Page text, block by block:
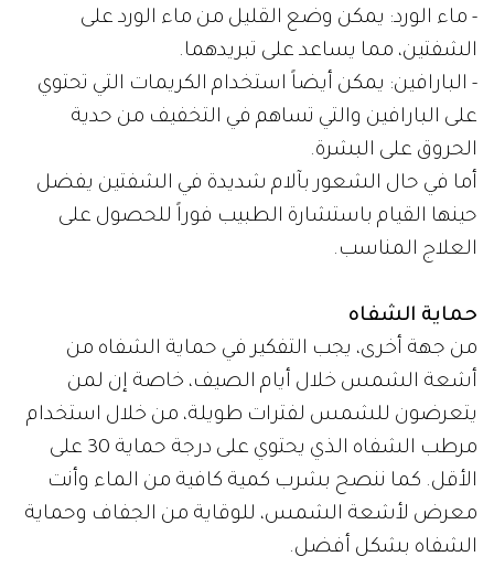
- ماء الورد: يمكن وضع القليل من ماء الورد على
الشفتين، مما يساعد على تبريدهما.
- البارافين: يمكن أيضاً استخدام الكريمات التي تحتوي
على البارافين والتي تساهم في التخفيف من حدية
الحروق على البشرة.
أما في حال الشعور بآلام شديدة في الشفتين يفضل
حينها القيام باستشارة الطبيب فوراً للحصول على
العلاج المناسب.
حماية الشفاه
من جهة أخرى، يجب التفكير في حماية الشفاه من
أشعة الشمس خلال أيام الصيف، خاصة إن لمن
يتعرضون للشمس لفترات طويلة، من خلال استخدام
مرطب الشفاه الذي يحتوي على درجة حماية 30 على
الأقل. كما ننصح بشرب كمية كافية من الماء وأنت
معرض لأشعة الشمس، للوقاية من الجفاف وحماية
الشفاه بشكل أفضل.